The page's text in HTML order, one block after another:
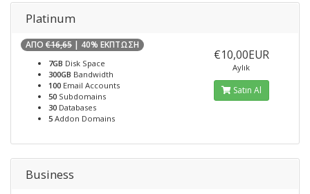
Platinum
ΑΠΟ €16,65 | 40% ΕΚΠΤΩΣΗ
7GB Disk Space
300GB Bandwidth
100 Email Accounts
50 Subdomains
30 Databases
5 Addon Domains
€10,00EUR
Aylık
Satın Al
Business